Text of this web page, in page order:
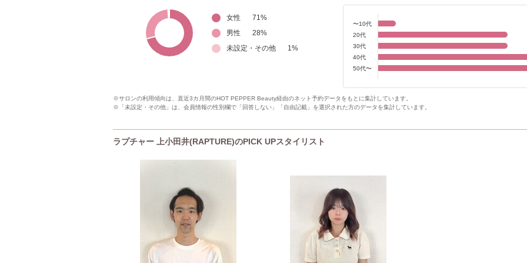
女性 71%
男性
28%
未設定・その他
1%
〜10代
20代
30代
40代
50代〜
※サロンの利用傾向は、直近3カ月間のHOT PEPPER Beauty経由のネット予約データをもとに集計しています。
※「未設定・その他」は、会員情報の性別欄で「回答しない」「自由記載」を選択された方のデータを集計しています。
ラプチャー 上小田井(RAPTURE)のPICK UPスタイリスト